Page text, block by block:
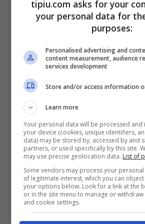
Schermo: è – infatti-già
in cui il tenore canta
nel Santuario di Loreto.
Inoltre,ha duettato col padre
tipiu.com asks for your
your personal data for
purposes:
Personalised advertising and
content measurement, audience
services development
Store and/or access information
Learn more
Your personal data will be processed
your device (cookies, unique identifiers,
data) may be stored by, accessed by and
partners, or used specifically by this site.
may use precise geolocation data. List of
Some vendors may process your
of legitimate interest, which you can
your options below. Look for a link at the
or in the site menu to manage or
and cookie settings.